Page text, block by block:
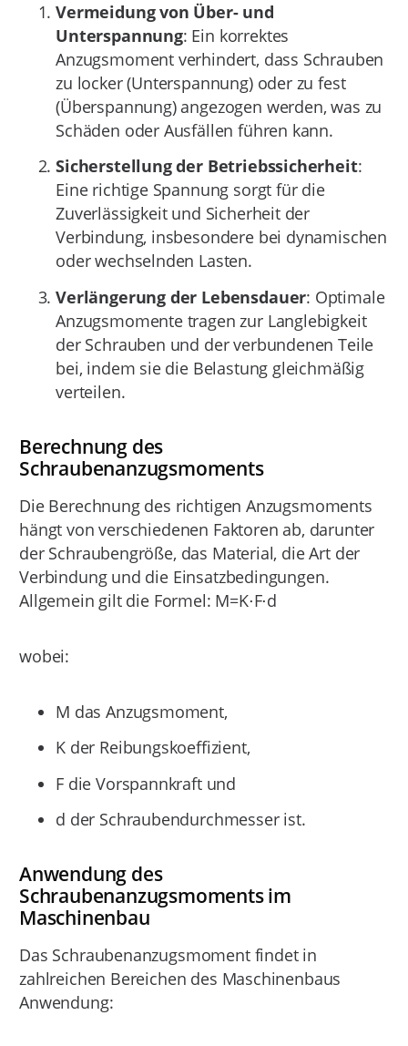
Vermeidung von Über- und
Unterspannung: Ein korrektes
Anzugsmoment verhindert, dass Schrauben
zu locker (Unterspannung) oder zu fest
(Überspannung) angezogen werden, was zu
Schäden oder Ausfällen führen kann.
Sicherstellung der Betriebssicherheit:
Eine richtige Spannung sorgt für die
Zuverlässigkeit und Sicherheit der
Verbindung, insbesondere bei dynamischen
oder wechselnden Lasten.
Verlängerung der Lebensdauer: Optimale
Anzugsmomente tragen zur Langlebigkeit
der Schrauben und der verbundenen Teile
bei, indem sie die Belastung gleichmäßig
verteilen.
Berechnung des
Schraubenanzugsmoments
Die Berechnung des richtigen Anzugsmoments
hängt von verschiedenen Faktoren ab, darunter
der Schraubengröße, das Material, die Art der
Verbindung und die Einsatzbedingungen.
Allgemein gilt die Formel: M=K⋅F⋅d
wobei:
M das Anzugsmoment,
K der Reibungskoeffizient,
F die Vorspannkraft und
d der Schraubendurchmesser ist.
Anwendung des
Schraubenanzugsmoments im
Maschinenbau
Das Schraubenanzugsmoment findet in
zahlreichen Bereichen des Maschinenbaus
Anwendung: